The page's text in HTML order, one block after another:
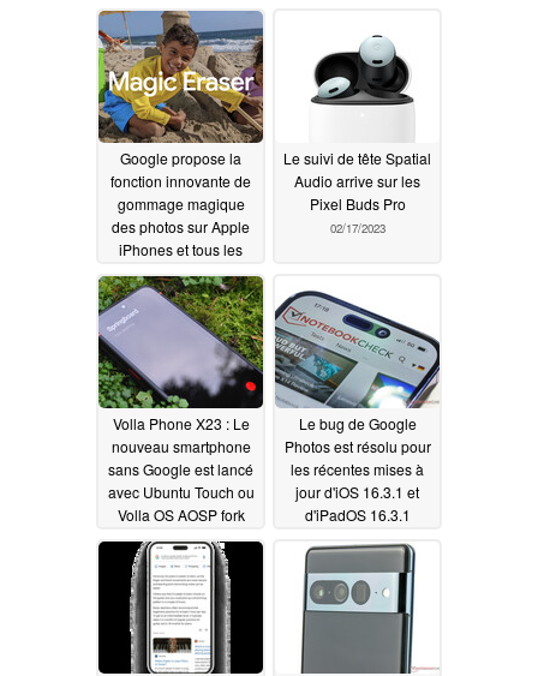
apportées à Wear OS
02/28/2023
Google propose la
fonction innovante de
gommage magique
des photos sur Apple
iPhones et tous les
smartphones Android
02/24/2023
Le suivi de tête Spatial
Audio arrive sur les
Pixel Buds Pro
02/17/2023
Volla Phone X23 : Le
nouveau smartphone
sans Google est lancé
avec Ubuntu Touch ou
Volla OS AOSP fork
02/16/2023
Le bug de Google
Photos est résolu pour
les récentes mises à
jour d'iOS 16.3.1 et
d'iPadOS 16.3.1